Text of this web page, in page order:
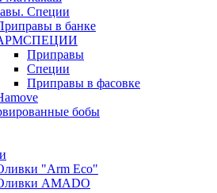
Специи
в банке
Приправы
Специи
Приправы в фасовке
бобы
"Arm Eco"
AMADO